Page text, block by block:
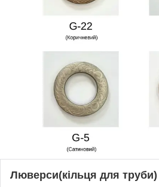
Люверси(кільця для труби)